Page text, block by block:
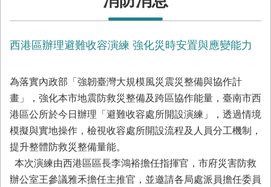
介
訊
布
民
服
務
業
務/
西港區辦理避難收容演練 強化災時安置與應變能力
為落實內政部「強韌臺灣大規模風災震災整備與協作計
畫」，強化本市地震防救災整備及跨區協作能量，臺南市西
港區公所於今日辦理「避難收容處所開設演練」，透過情境
模擬與實地操作，檢視收容處所開設流程及人員分工機制，
提升整體防救災整備量能。
本次演練由西港區區長李鴻裕擔任指揮官，市府災害防救
辦公室王參議雅禾擔任主推官，並邀請各局處派員擔任委員